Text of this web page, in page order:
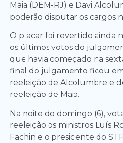
Maia (DEM-RJ) e Davi
poderão disputar os cargos
O placar foi revertido ainda
os últimos votos do
que havia começado na
final do julgamento ficou em
reeleição de Alcolumbre e
reeleição de Maia.
Na noite do domingo (6),
reeleição os ministros Luís
Fachin e o presidente do